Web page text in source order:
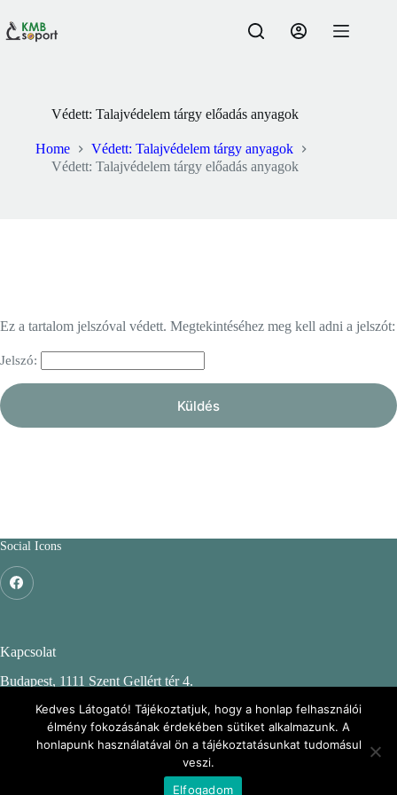
content
Védett: Talajvédelem tárgy előadás anyagok
Home
Védett: Talajvédelem tárgy anyagok
Védett: Talajvédelem tárgy előadás anyagok
Ez a tartalom jelszóval védett. Megtekintéséhez meg kell adni a jelszót:
Jelszó:
Social Icons
Kapcsolat
Budapest, 1111 Szent Gellért tér 4.
Budapesti Műszaki és Gazdaságtudományi Egyetem
CH. épület, 2. emelet 244.
KÖRINFO: Környezeti Információs portál
Kedves Látogató! Tájékoztatjuk, hogy a honlap felhasználói
élmény fokozásának érdekében sütiket alkalmazunk. A
honlapunk használatával ön a tájékoztatásunkat tudomásul
veszi.
Elfogadom